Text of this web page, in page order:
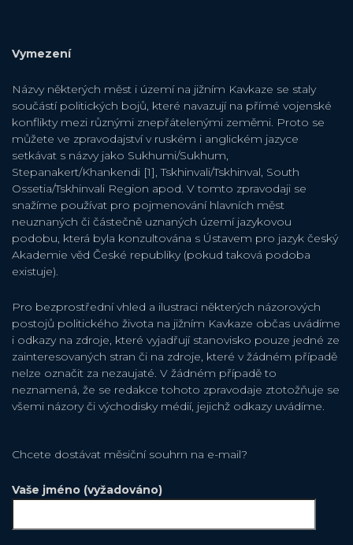
Vymezení
Názvy některých měst i území na jižním Kavkaze se staly
součástí politických bojů, které navazují na přímé vojenské
konflikty mezi různými znepřátelenými zeměmi. Proto se
můžete ve zpravodajství v ruském i anglickém jazyce
setkávat s názvy jako Sukhumi/Sukhum,
Stepanakert/Khankendi [1], Tskhinvali/Tskhinval, South
Ossetia/Tskhinvali Region apod. V tomto zpravodaji se
snažíme používat pro pojmenování hlavních měst
neuznaných či částečně uznaných území jazykovou
podobu, která byla konzultována s Ústavem pro jazyk český
Akademie věd České republiky (pokud taková podoba
existuje).
Pro bezprostřední vhled a ilustraci některých názorových
postojů politického života na jižním Kavkaze občas uvádíme
i odkazy na zdroje, které vyjadřují stanovisko pouze jedné ze
zainteresovaných stran či na zdroje, které v žádném případě
nelze označit za nezaujaté. V žádném případě to
neznamená, že se redakce tohoto zpravodaje ztotožňuje se
všemi názory či východisky médií, jejichž odkazy uvádíme.
Chcete dostávat měsiční souhrn na e-mail?
Vaše jméno (vyžadováno)